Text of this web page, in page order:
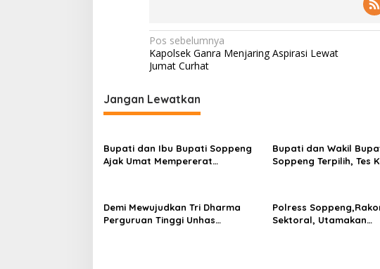
Navigasi
pos
Pos sebelumnya
Kapolsek Ganra Menjaring Aspirasi Lewat
Jumat Curhat
Jangan Lewatkan
Bupati dan Ibu Bupati Soppeng
Ajak Umat Mempererat
Bupati dan Wakil
Soppeng Terpilih, Tes
Demi Mewujudkan Tri Dharma
Perguruan Tinggi Unhas
Polress
Sektoral, Utamakan